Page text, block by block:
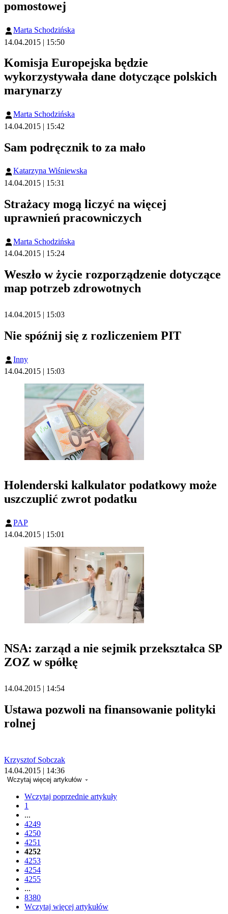
pomostowej
Marta Schodzińska
14.04.2015 | 15:50
Komisja Europejska będzie
wykorzystywała dane dotyczące polskich
marynarzy
Marta Schodzińska
14.04.2015 | 15:42
Sam podręcznik to za mało
Katarzyna Wiśniewska
14.04.2015 | 15:31
Strażacy mogą liczyć na więcej
uprawnień pracowniczych
Marta Schodzińska
14.04.2015 | 15:24
Weszło w życie rozporządzenie dotyczące
map potrzeb zdrowotnych
14.04.2015 | 15:03
Nie spóźnij się z rozliczeniem PIT
Inny
14.04.2015 | 15:03
Holenderski kalkulator podatkowy może
uszczuplić zwrot podatku
PAP
14.04.2015 | 15:01
NSA: zarząd a nie sejmik przekształca SP
ZOZ w spółkę
14.04.2015 | 14:54
Ustawa pozwoli na finansowanie polityki
rolnej
Krzysztof Sobczak
14.04.2015 | 14:36
Wczytaj więcej artykułów
Wczytaj poprzednie artykuły
1
...
4249
4250
4251
4252
4253
4254
4255
...
8380
Wczytaj więcej artykułów